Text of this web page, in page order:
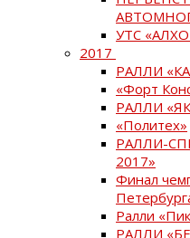
УТС «АЛХО
2017
РАЛЛИ
«Форт
РАЛЛИ
«Политех»
РАЛЛИ-
2017»
Финал
Ралли
РАЛЛИ